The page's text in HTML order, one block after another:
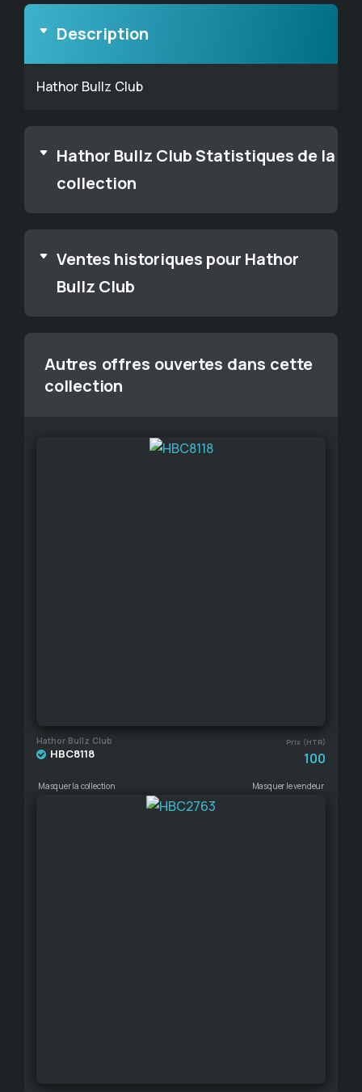
Description
Hathor Bullz Club
Hathor Bullz Club Statistiques de la
collection
Ventes historiques pour Hathor
Bullz Club
Autres offres ouvertes dans cette
collection
Hathor Bullz Club Prix (HTR)
HBC8118 100
Masquer la collection Masquer le vendeur